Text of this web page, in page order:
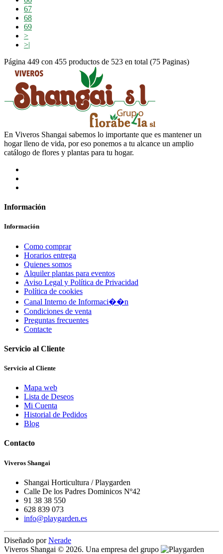
67
68
69
>
>|
Página 449 con 455 productos de 523 en total (75 Paginas)
En Viveros Shangai sabemos lo importante que es mantener un
hogar lleno de vida, por eso ponemos a tu alcance un amplio
catálogo de flores y plantas para tu hogar.
Información
Información
Como comprar
Horarios entrega
Quienes somos
Alquiler plantas para eventos
Aviso Legal y Política de Privacidad
Política de cookies
Canal Interno de Informaci��n
Condiciones de venta
Preguntas frecuentes
Contacte
Servicio al Cliente
Servicio al Cliente
Mapa web
Lista de Deseos
Mi Cuenta
Historial de Pedidos
Blog
Contacto
Viveros Shangai
Shangai Horticultura / Playgarden
Calle De los Padres Dominicos Nº42
91 38 38 550
628 839 073
info@playgarden.es
Diseñado porNerade
Viveros Shangai © 2026. Una empresa del grupo